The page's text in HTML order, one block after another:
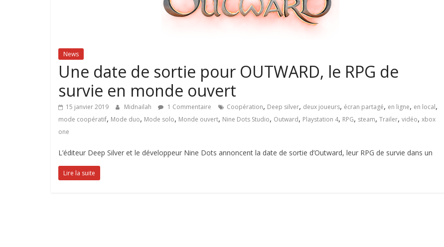
News
Une date de sortie pour OUTWARD, le RPG de
survie en monde ouvert
15 janvier 2019 Midnailah 1 Commentaire Coopération, Deep silver, deux joueurs, écran partagé, en ligne, en local,
mode coopératif, Mode duo, Mode solo, Monde ouvert, Nine Dots Studio, Outward, Playstation 4, RPG, steam, Trailer, vidéo, xbox
one
L’éditeur Deep Silver et le développeur Nine Dots annoncent la date de sortie d’Outward, leur RPG de survie dans un
Lire la suite